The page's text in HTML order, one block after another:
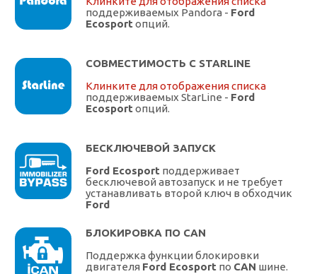
поддерживаемых Pandora - Ford
Ecosport опций.
СОВМЕСТИМОСТЬ С STARLINE
Клинките для отображения списка
поддерживаемых StarLine - Ford
Ecosport опций.
БЕСКЛЮЧЕВОЙ ЗАПУСК
Ford Ecosport поддерживает
бесключевой автозапуск и не требует
устанавливать второй ключ в обходчик
Ford
БЛОКИРОВКА ПО CAN
Поддержка функции блокировки
двигателя Ford Ecosport по CAN шине.